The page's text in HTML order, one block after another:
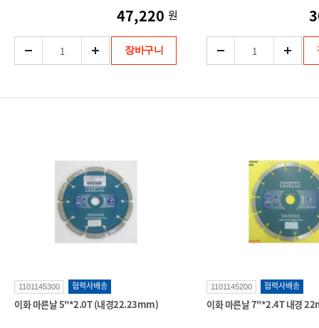
47,220 원
장바구니
1101145300 협력사배송
이화 마른날 5"*2.0T (내경22.23mm)
1101145200 협력사배송
이화 마른날 7"*2.4T 내경